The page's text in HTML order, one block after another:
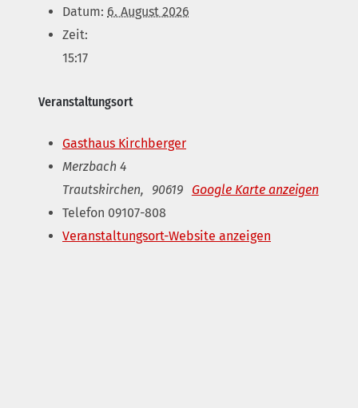
Datum: 6. August 2026
Zeit:
15:17
Veranstaltungsort
Gasthaus Kirchberger
Merzbach 4
Trautskirchen, 90619
Google Karte anzeigen
Telefon 09107-808
Veranstaltungsort-Website anzeigen